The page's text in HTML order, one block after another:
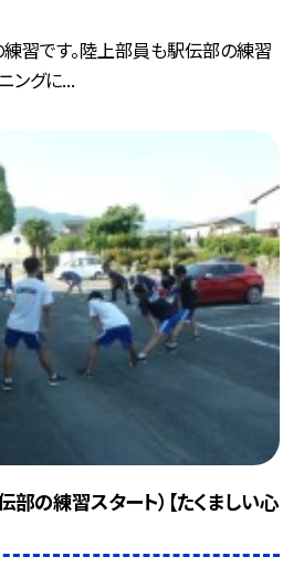
習です。陸上部員も駅伝部の練習
ングに...
部の練習スタート）【たくましい心